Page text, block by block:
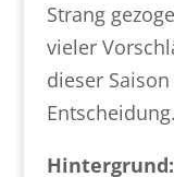
Strang
vieler
dieser